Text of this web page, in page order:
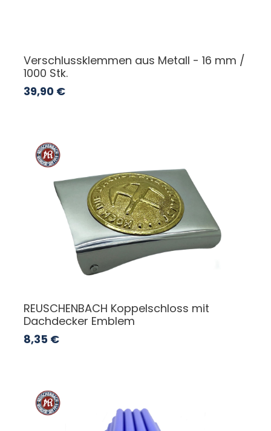
Verschlussklemmen aus Metall - 16 mm /
1000 Stk.
39,90 €
REUSCHENBACH Koppelschloss mit
Dachdecker Emblem
8,35 €